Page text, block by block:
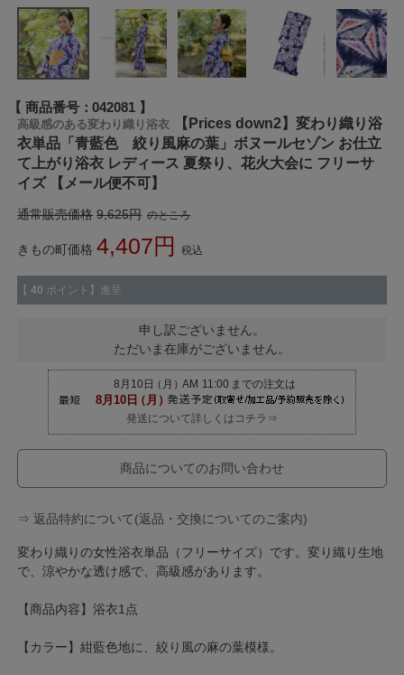
商品番号 042081
高級感のある変わり織り浴衣
【Prices down2】変わり織り浴
衣単品「青藍色 絞り風麻の葉」ボヌールセゾン お仕立
て上がり浴衣 レディース 夏祭り、花火大会に フリーサ
イズ 【メール便不可】
通常販売価格 9,625 のところ
きもの町価格 4,407 税込
【 40 ポイント】進呈
申し訳ございません。
ただいま在庫がございません。
発送について詳しくはコチラ⇒
商品についてのお問い合わせ
⇒ 返品特約について(返品・交換についてのご案内)
変わり織りの女性浴衣単品（フリーサイズ）です。変り織り生地
で、涼やかな透け感で、高級感があります。
【商品内容】浴衣1点
【カラー】紺藍色地に、絞り風の麻の葉模様。